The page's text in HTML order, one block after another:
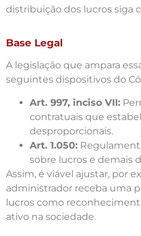
distribuição dos lucros siga
Base Legal
A legislação que ampara
seguintes dispositivos do
Art. 997, inciso VII:
contratuais que
desproporcionais.
Art. 1.050:
sobre lucros e demais
Assim, é viável ajustar, por
administrador receba uma
lucros como
ativo na sociedade.